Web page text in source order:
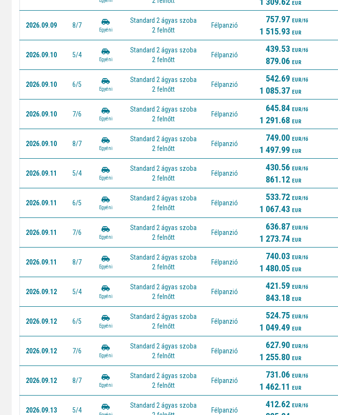
EUR
2026.09.09 8/7
Egyéni
Standard 2 ágyas szoba
2 felnőtt
Félpanzió
757.97 EUR/fő
1 515.93 EUR
2026.09.10 5/4
Egyéni
Standard 2 ágyas szoba
2 felnőtt
Félpanzió
439.53 EUR/fő
879.06 EUR
2026.09.10 6/5
Egyéni
Standard 2 ágyas szoba
2 felnőtt
Félpanzió
542.69 EUR/fő
1 085.37 EUR
2026.09.10 7/6
Egyéni
Standard 2 ágyas szoba
2 felnőtt
Félpanzió
645.84 EUR/fő
1 291.68 EUR
2026.09.10 8/7
Egyéni
Standard 2 ágyas szoba
2 felnőtt
Félpanzió
749.00 EUR/fő
1 497.99 EUR
2026.09.11 5/4
Egyéni
Standard 2 ágyas szoba
2 felnőtt
Félpanzió
430.56 EUR/fő
861.12 EUR
2026.09.11 6/5
Egyéni
Standard 2 ágyas szoba
2 felnőtt
Félpanzió
533.72 EUR/fő
1 067.43 EUR
2026.09.11 7/6
Egyéni
Standard 2 ágyas szoba
2 felnőtt
Félpanzió
636.87 EUR/fő
1 273.74 EUR
2026.09.11 8/7
Egyéni
Standard 2 ágyas szoba
2 felnőtt
Félpanzió
740.03 EUR/fő
1 480.05 EUR
2026.09.12 5/4
Egyéni
Standard 2 ágyas szoba
2 felnőtt
Félpanzió
421.59 EUR/fő
843.18 EUR
2026.09.12 6/5
Egyéni
Standard 2 ágyas szoba
2 felnőtt
Félpanzió
524.75 EUR/fő
1 049.49 EUR
2026.09.12 7/6
Egyéni
Standard 2 ágyas szoba
2 felnőtt
Félpanzió
627.90 EUR/fő
1 255.80 EUR
2026.09.12 8/7
Egyéni
Standard 2 ágyas szoba
2 felnőtt
Félpanzió
731.06 EUR/fő
1 462.11 EUR
2026.09.13 5/4
Standard 2 ágyas szoba
Félpanzió
412.62 EUR/fő